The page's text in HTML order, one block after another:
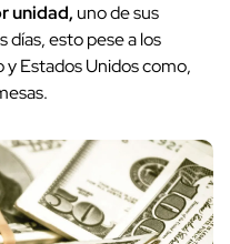
unidad, uno de sus
esto pese a los
Estados Unidos como,